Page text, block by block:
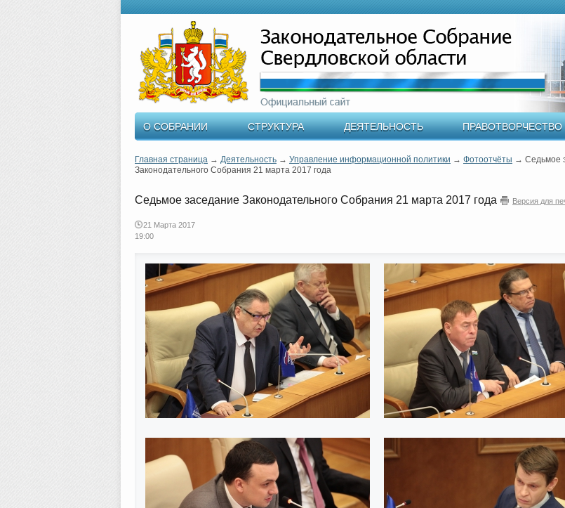
О СОБРАНИИ СТРУКТУРА ДЕЯТЕЛЬНОСТЬ ПРАВОТВОРЧЕСТВО
Главная страница → Деятельность → Управление информационной политики → Фотоотчёты → Седьмое
Законодательного Собрания 21 марта 2017 года
Седьмое заседание Законодательного Собрания 21 марта 2017 года Версия для
21 Марта 2017
19:00